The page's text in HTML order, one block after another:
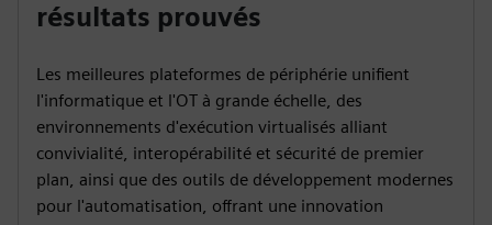
résultats prouvés
Les meilleures plateformes de périphérie unifient
l'informatique et l'OT à grande échelle, des
environnements d'exécution virtualisés alliant
convivialité, interopérabilité et sécurité de premier
plan, ainsi que des outils de développement modernes
pour l'automatisation, offrant une innovation